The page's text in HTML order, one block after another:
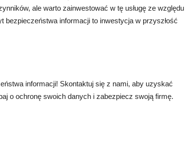
ale warto zainwestować w tę usługę ze względu
bezpieczeństwa informacji to inwestycja w przyszłość
informacji! Skontaktuj się z nami, aby uzyskać
o ochronę swoich danych i zabezpiecz swoją firmę.